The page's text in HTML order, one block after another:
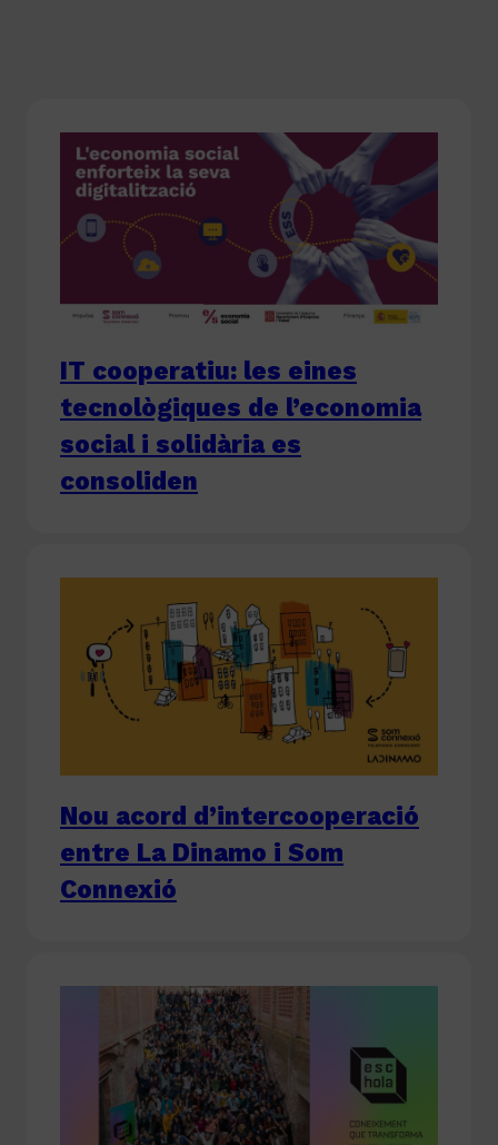
IT cooperatiu: les eines
tecnològiques de l’economia
social i solidària es
consoliden
Nou acord d’intercooperació
entre La Dinamo i Som
Connexió